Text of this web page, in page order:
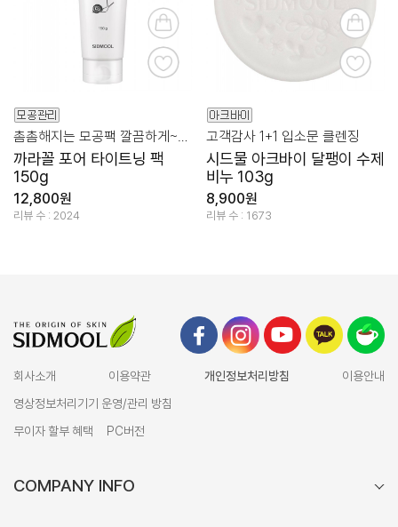
까라꼴 포어 타이트닝 팩
150g
12,800원
리뷰 수 : 2024
고객감사 1+1 입소문 클렌징
시드물 아크바이 달팽이 수제
비누 103g
8,900원
리뷰 수 : 1673
회사소개 이용약관 개인정보처리방침
이용안내
영상정보처리기기 운영/관리 방침
무이자 할부 혜택
PC버전
COMPANY INFO